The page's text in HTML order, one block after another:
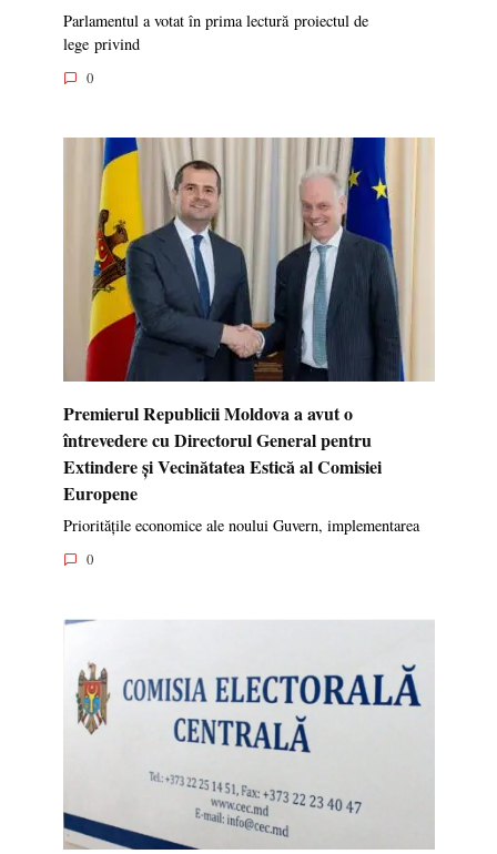
Parlamentul a votat în prima lectură proiectul de
lege privind
0
Premierul Republicii Moldova a avut o
întrevedere cu Directorul General pentru
Extindere și Vecinătatea Estică al Comisiei
Europene
Prioritățile economice ale noului Guvern, implementarea
0